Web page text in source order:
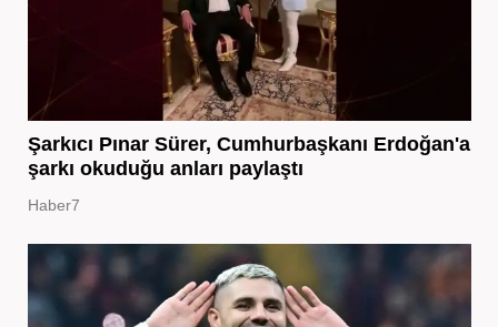
Şarkıcı Pınar Sürer, Cumhurbaşkanı Erdoğan'a
şarkı okuduğu anları paylaştı
Haber7